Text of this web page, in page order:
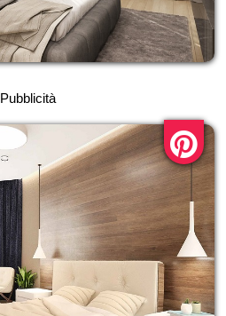
Pubblicità